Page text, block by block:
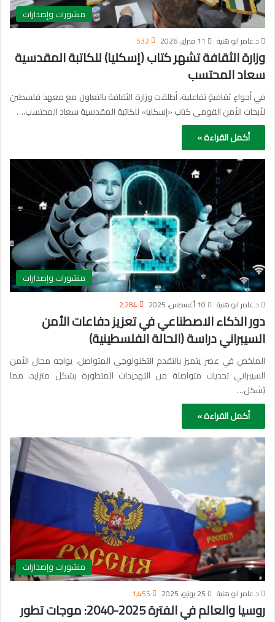
منشورات وإصدارات
د.عامر ابو هنية 11 فبراير، 2026 532
وزارة الثقافة تشهر كتاب (إسكليا) للكاتبة المقدسية
سعاد المحتسب
في أجواءٍ ثقافيةٍ تفاعلية، أطلقت وزارة الثقافة بالتعاون مع معهد فلسطين
لأبحاث الأمن القومي كتاب «إسكليا» للكاتبة المقدسية سعاد المحتسب،…
أكمل القراءة »
منشورات وإصدارات
د.عامر ابو هنية 10 أغسطس، 2025 2٬284
دور الذكاء الاصطناعي في تعزيز دفاعات الأمن
السيبراني دراسة (الحالة الفلسطينية)
الملخص في عصر يتميز بالتقدم التكنولوجي المتواصل، يواجه مجال الأمن
السيبراني تحديات متواصلة من التهديدات المتطورة بشكل متزايد، مما
يُشكل…
أكمل القراءة »
منشورات وإصدارات
د.عامر ابو هنية 25 يونيو، 2025 1٬455
روسيا والعالم في الفترة 2025-2040: موجات تطور